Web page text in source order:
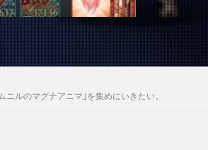
ルのマグナアニマ｣を集めにいきたい。